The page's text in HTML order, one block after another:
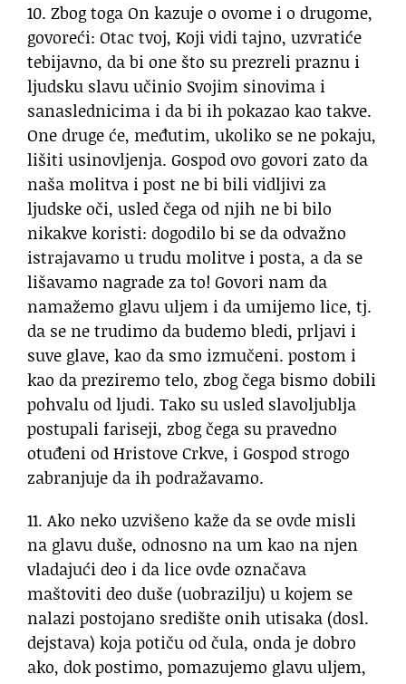
10. Zbog toga On kazuje o ovome i o drugome,
govoreći: Otac tvoj, Koji vidi tajno, uzvratiće
tebijavno, da bi one što su prezreli praznu i
ljudsku slavu učinio Svojim sinovima i
sanaslednicima i da bi ih pokazao kao takve.
One druge će, međutim, ukoliko se ne pokaju,
lišiti usinovljenja. Gospod ovo govori zato da
naša molitva i post ne bi bili vidljivi za
ljudske oči, usled čega od njih ne bi bilo
nikakve koristi: dogodilo bi se da odvažno
istrajavamo u trudu molitve i posta, a da se
lišavamo nagrade za to! Govori nam da
namažemo glavu uljem i da umijemo lice, tj.
da se ne trudimo da budemo bledi, prljavi i
suve glave, kao da smo izmučeni. postom i
kao da preziremo telo, zbog čega bismo dobili
pohvalu od ljudi. Tako su usled slavoljublja
postupali fariseji, zbog čega su pravedno
otuđeni od Hristove Crkve, i Gospod strogo
zabranjuje da ih podražavamo.
11. Ako neko uzvišeno kaže da se ovde misli
na glavu duše, odnosno na um kao na njen
vladajući deo i da lice ovde označava
maštoviti deo duše (uobrazilju) u kojem se
nalazi postojano središte onih utisaka (dosl.
dejstava) koja potiču od čula, onda je dobro
ako, dok postimo, pomazujemo glavu uljem,